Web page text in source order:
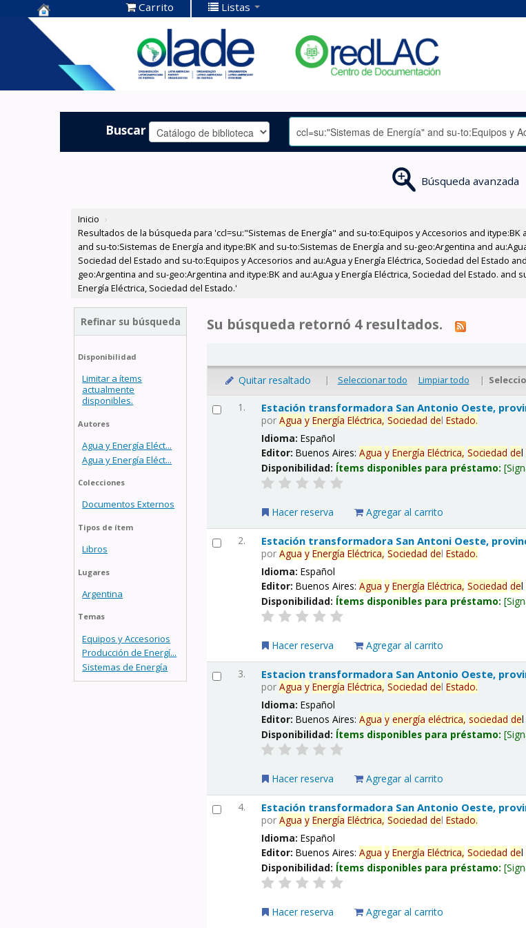
Centro de
Documentación
OLADE -
Carrito Listas
Buscar
Búsqueda avanzada
Inicio ›
Resultados de la búsqueda para 'ccl=su:"Sistemas de Energía" and su-to:Equipos y Accesorios and itype:BK
and su-to:Sistemas de Energía and itype:BK and su-to:Sistemas de Energía and su-geo:Argentina and
Sociedad del Estado and su-to:Equipos y Accesorios and au:Agua y Energía Eléctrica, Sociedad del Estado
geo:Argentina and su-geo:Argentina and itype:BK and au:Agua y Energía Eléctrica, Sociedad del Estado.
Energía Eléctrica, Sociedad del Estado.'
Refinar su búsqueda
Disponibilidad
Limitar a ítems
actualmente
disponibles.
Autores
Agua y Energía Eléct...
Agua y Energía Eléct...
Colecciones
Documentos Externos
Tipos de ítem
Libros
Lugares
Argentina
Temas
Equipos y Accesorios
Producción de Energí...
Sistemas de Energía
Su búsqueda retornó 4 resultados.
Quitar resaltado | Seleccionar todo Limpiar todo |
1. Estación transformadora San Antonio Oeste,
porAgua y Energía Eléctrica, Sociedad delEstado.
Idioma:Español
Editor:Buenos Aires:Agua y Energía Eléctrica, Sociedad del
Disponibilidad: Ítems disponibles para préstamo:
Hacer reserva Agregar al carrito
2. Estación transformadora San Antoni Oeste,
porAgua y Energía Eléctrica, Sociedad delEstado.
Idioma:Español
Editor:Buenos Aires:Agua y Energía Eléctrica, Sociedad del
Disponibilidad: Ítems disponibles para préstamo:
Hacer reserva Agregar al carrito
3. Estacion transformadora San Antonio Oeste,
porAgua y Energía Eléctrica, Sociedad delEstado.
Idioma:Español
Editor:Buenos Aires:Agua y energía eléctrica, sociedad de
Disponibilidad: Ítems disponibles para préstamo:
Hacer reserva Agregar al carrito
4. Estación transformadora San Antonio Oeste,
porAgua y Energía Eléctrica, Sociedad delEstado.
Idioma:Español
Editor:Buenos Aires:Agua y Energía Eléctrica, Sociedad del
Disponibilidad: Ítems disponibles para préstamo:
Hacer reserva Agregar al carrito